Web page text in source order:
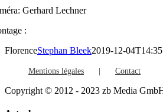
Gerhard Lechner
:
FlorenceStephan Bleek2019-12-
Mentions légales Contact
Copyright © 2012 - 2023 zb Media